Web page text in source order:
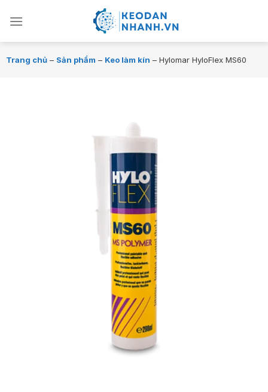
đến
Trang chủ – Sản phẩm – Keo làm kín – Hylomar HyloFlex MS60